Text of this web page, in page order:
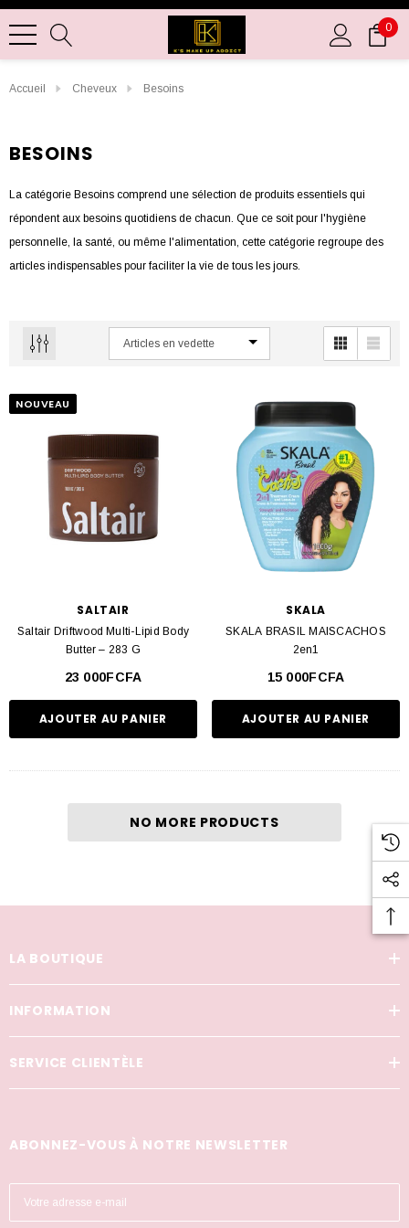
0
Accueil Cheveux Besoins
BESOINS
La catégorie Besoins comprend une sélection de produits essentiels qui
répondent aux besoins quotidiens de chacun. Que ce soit pour l'hygiène
personnelle, la santé, ou même l'alimentation, cette catégorie regroupe des
articles indispensables pour faciliter la vie de tous les jours.
personnels tels que des savons, des shampooings, des dentifrices, et des
déodorants. Ces produits sont essentiels pour maintenir une hygiène
proposons également des produits de santé comme des médicaments en
vente libre, des suppléments vitaminiques, et des dispositifs de premiers
secours pour répondre à vos besoins médicaux.
En ce qui concerne l'alimentation, cette catégorie offre une sélection de
produits de base tels que des céréales, des conserves, des pâtes, et des
sauces pour vous permettre de préparer des repas nutritifs et savoureux à la
maison. De plus, vous trouverez également des snacks sains et des
Quels que soient vos besoins quotidiens, la catégorie Besoins est là pour
pleinement et confortablement au quotidien. Naviguez à travers notre
sélection et découvrez des produits de qualité qui répondent à vos attentes et
NOUVEAU
SALTAIR
Saltair Driftwood Multi-Lipid Body
Butter – 283 G
23 000FCFA
AJOUTER AU PANIER
SKALA
SKALA BRASIL MAISCACHOS
2en1
15 000FCFA
AJOUTER AU PANIER
NO MORE PRODUCTS
LA BOUTIQUE
INFORMATION
SERVICE CLIENTÈLE
ABONNEZ-VOUS À NOTRE NEWSLETTER
A